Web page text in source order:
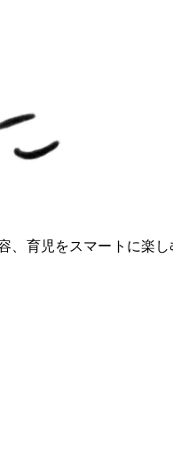
容、育児をスマートに